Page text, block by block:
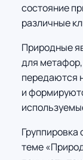
состояние
различные
Природные
для
передаются
и
теме